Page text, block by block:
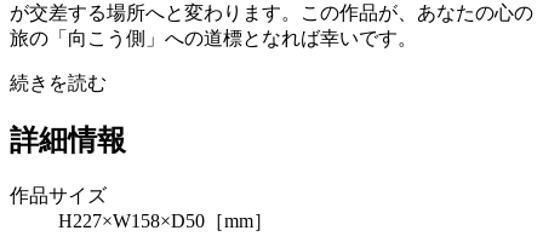
が交差する場所へと変わります。この作品が、あなたの心の
旅の「向こう側」への道標となれば幸いです。
続きを読む
詳細情報
作品サイズ
H227×W158×D50［mm］